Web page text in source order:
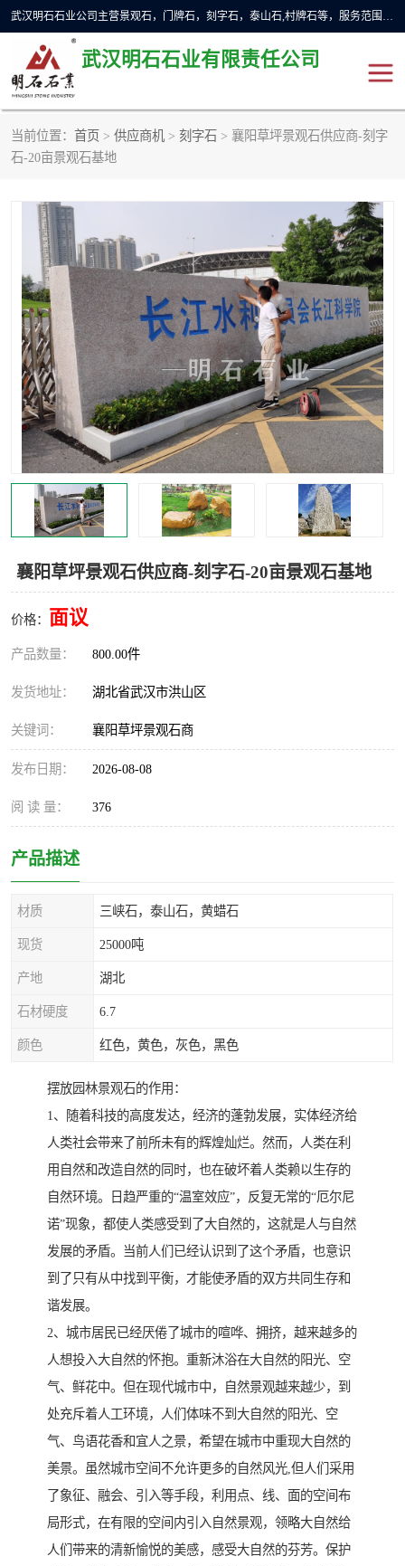
武汉明石石业公司主营景观石，门牌石，刻字石，泰山石,村牌石等，服务范围主要有：武汉，咸宁等地区。公司秉承敬业奉献、锐意创新的企业精神，从无到有，从小到大，以一种产业报国的创业精神，竭诚为客户提供服务，为社会设计财富。
武汉明石石业有限责任公司
当前位置： 首页 > 供应商机 > 刻字石 > 襄阳草坪景观石供应商-刻字
石-20亩景观石基地
襄阳草坪景观石供应商-刻字石-20亩景观石基地
价格： 面议
产品数量： 800.00件
发货地址： 湖北省武汉市洪山区
关键词： 襄阳草坪景观石商
发布日期： 2026-08-08
阅 读 量： 376
产品描述
材质 三峡石，泰山石，黄蜡石
现货 25000吨
产地 湖北
石材硬度 6.7
颜色 红色，黄色，灰色，黑色
摆放园林景观石的作用：
1、随着科技的高度发达，经济的蓬勃发展，实体经济给
人类社会带来了前所未有的辉煌灿烂。然而，人类在利
用自然和改造自然的同时，也在破坏着人类赖以生存的
自然环境。日趋严重的“温室效应”，反复无常的“厄尔尼
诺”现象，都使人类感受到了大自然的，这就是人与自然
发展的矛盾。当前人们已经认识到了这个矛盾，也意识
到了只有从中找到平衡，才能使矛盾的双方共同生存和
谐发展。
2、城市居民已经厌倦了城市的喧哗、拥挤，越来越多的
人想投入大自然的怀抱。重新沐浴在大自然的阳光、空
气、鲜花中。但在现代城市中，自然景观越来越少，到
处充斥着人工环境，人们体味不到大自然的阳光、空
气、鸟语花香和宜人之景，希望在城市中重现大自然的
美景。虽然城市空间不允许更多的自然风光,但人们采用
了象征、融会、引入等手段，利用点、线、面的空间布
局形式，在有限的空间内引入自然景观，领略大自然给
人们带来的清新愉悦的美感，感受大自然的芬芳。保护
景观石
门牌石 奠基石
黄蜡石 大型石雕
人物雕塑 异型石材
石雕狮子 刻字石